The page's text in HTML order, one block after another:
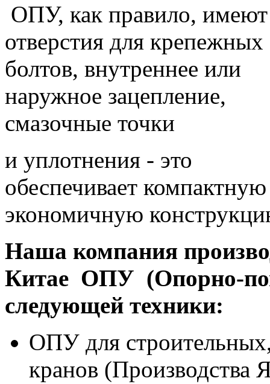
ОПУ, как правило, имеют
отверстия для крепежных
болтов, внутреннее или
наружное зацепление,
смазочные точки
и уплотнения - это
обеспечивает
экономичную
Наша компания
Китае ОПУ (Опорно-
следующей техники:
ОПУ для
кранов (Производства